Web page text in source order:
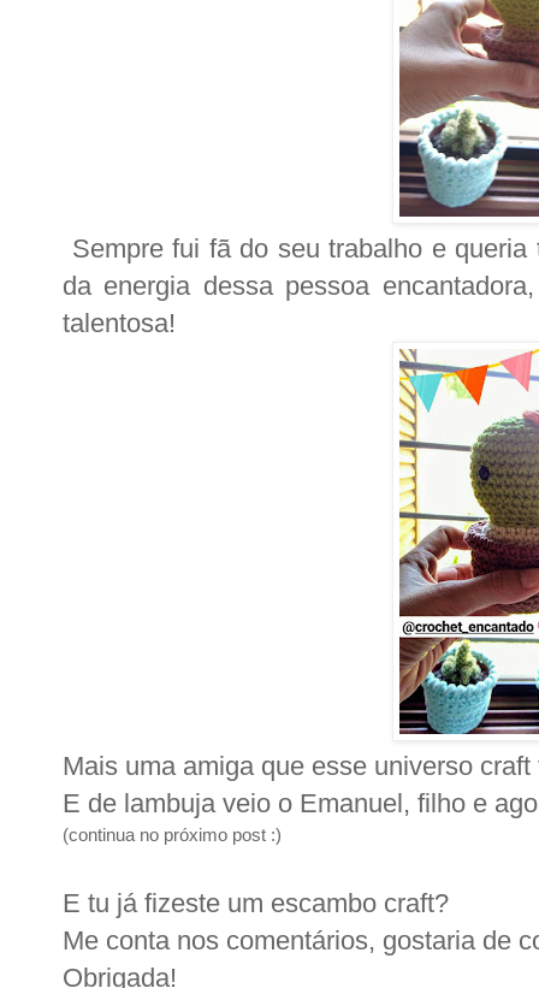
Sempre fui fã do seu trabalho e
da energia dessa pessoa
talentosa!
Mais uma amiga que esse universo
E de lambuja veio o Emanuel, filho e
(continua no próximo post :)
E tu já fizeste um escambo craft?
Me conta nos comentários, gostaria de
Obrigada!